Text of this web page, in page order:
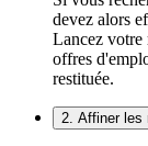
devez alors
Lancez votre
offres
restituée.
2. Affiner les